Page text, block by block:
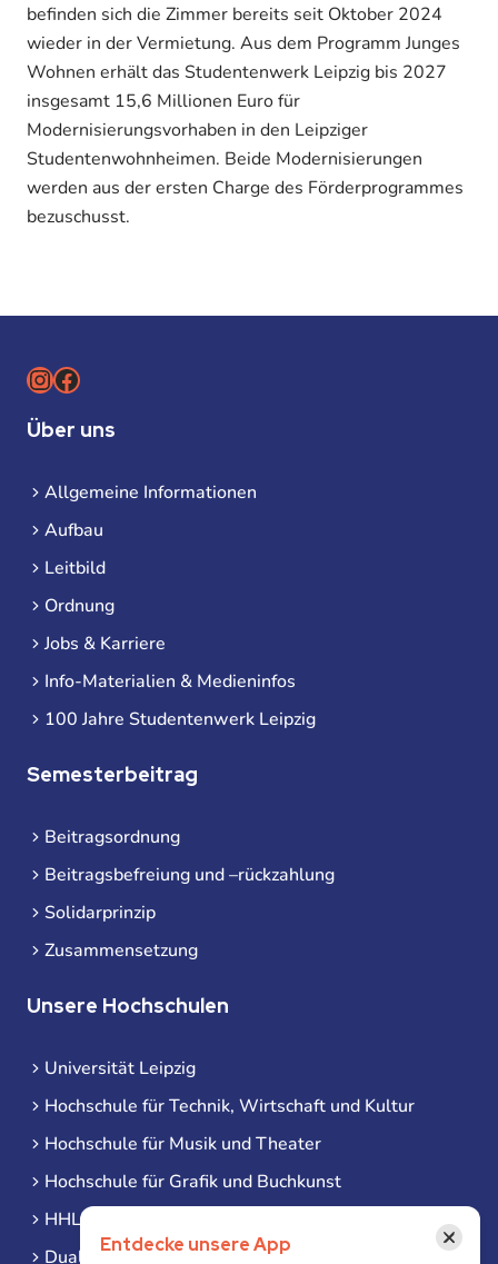
befinden sich die Zimmer bereits seit Oktober 2024
wieder in der Vermietung. Aus dem Programm Junges
Wohnen erhält das Studentenwerk Leipzig bis 2027
insgesamt 15,6 Millionen Euro für
Modernisierungsvorhaben in den Leipziger
Studentenwohnheimen. Beide Modernisierungen
werden aus der ersten Charge des Förderprogrammes
bezuschusst.
Instagram
Facebook
Über uns
Allgemeine Informationen
Aufbau
Leitbild
Ordnung
Jobs & Karriere
Info-Materialien & Medieninfos
100 Jahre Studentenwerk Leipzig
Semesterbeitrag
Beitragsordnung
Beitragsbefreiung und –rückzahlung
Solidarprinzip
Zusammensetzung
Unsere Hochschulen
Universität Leipzig
Hochschule für Technik, Wirtschaft und Kultur
Hochschule für Musik und Theater
Hochschule für Grafik und Buchkunst
HHL Leipzig
Duale Hochschule Sachsen (DHSN) am Standort
Entdecke unsere App ×